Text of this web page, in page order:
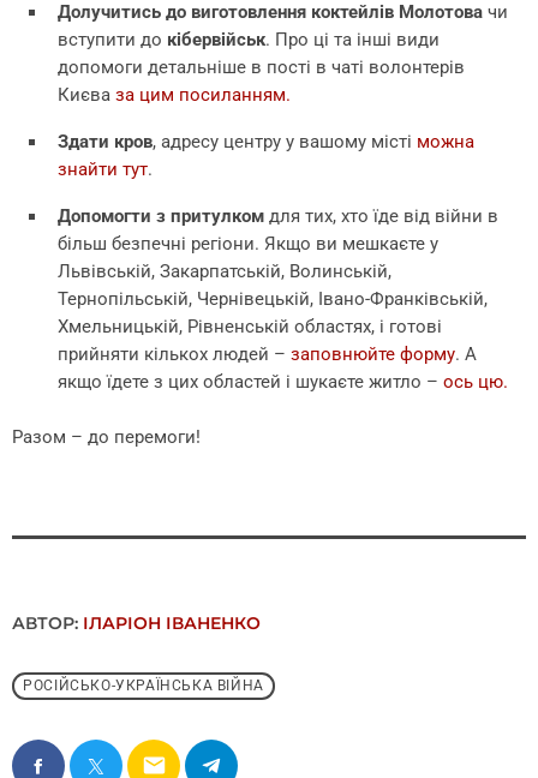
Долучитись до виготовлення коктейлів Молотова чи
вступити до кібервійськ. Про ці та інші види
допомоги детальніше в пості в чаті волонтерів
Києва за цим посиланням.
Здати кров, адресу центру у вашому місті можна
знайти тут.
Допомогти з притулком для тих, хто їде від війни в
більш безпечні регіони. Якщо ви мешкаєте у
Львівській, Закарпатській, Волинській,
Тернопільській, Чернівецькій, Івано-Франківській,
Хмельницькій, Рівненській областях, і готові
прийняти кількох людей – заповнюйте форму. А
якщо їдете з цих областей і шукаєте житло – ось цю.
Разом – до перемоги!
АВТОР: ІЛАРІОН ІВАНЕНКО
РОСІЙСЬКО-УКРАЇНСЬКА ВІЙНА
email